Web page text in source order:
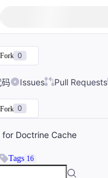
Fork 0
Issues Pull Requests
Fork 0
Doctrine Cache
Tags 16